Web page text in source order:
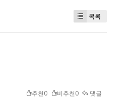
목록
추천0 비추천0 댓글